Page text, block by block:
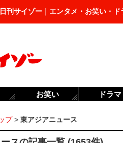
日刊サイゾー｜エンタメ・お笑い・
プ> 東アジアニュース
お笑い ドラマ